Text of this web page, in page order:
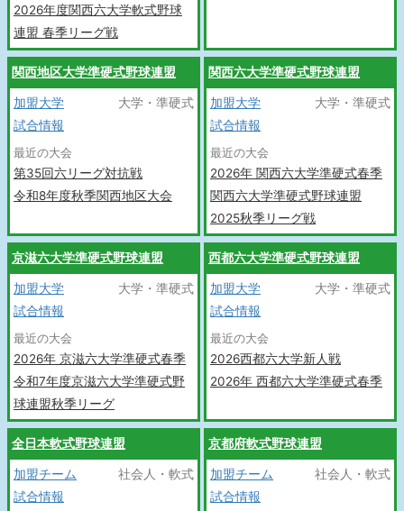
2026年度関西六大学軟式野球
連盟 春季リーグ戦
関西地区大学準硬式野球連盟
加盟大学
大学・準硬式
試合情報
最近の大会
第35回六リーグ対抗戦
令和8年度秋季関西地区大会
関西六大学準硬式野球連盟
加盟大学
大学・準硬式
試合情報
最近の大会
2026年 関西六大学準硬式春季
関西六大学準硬式野球連盟
2025秋季リーグ戦
京滋六大学準硬式野球連盟
加盟大学
大学・準硬式
試合情報
最近の大会
2026年 京滋六大学準硬式春季
令和7年度京滋六大学準硬式野
球連盟秋季リーグ
西都六大学準硬式野球連盟
加盟大学
大学・準硬式
試合情報
最近の大会
2026西都六大学新人戦
2026年 西都六大学準硬式春季
全日本軟式野球連盟
加盟チーム
社会人・軟式
試合情報
京都府軟式野球連盟
加盟チーム
社会人・軟式
試合情報